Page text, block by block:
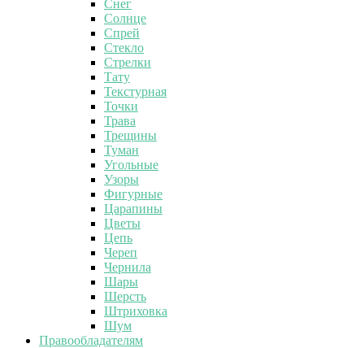
Снег
Солнце
Спрей
Стекло
Стрелки
Тату
Текстурная
Точки
Трава
Трещины
Туман
Угольные
Узоры
Фигурные
Царапины
Цветы
Цепь
Череп
Чернила
Шары
Шерсть
Штриховка
Шум
Правообладателям